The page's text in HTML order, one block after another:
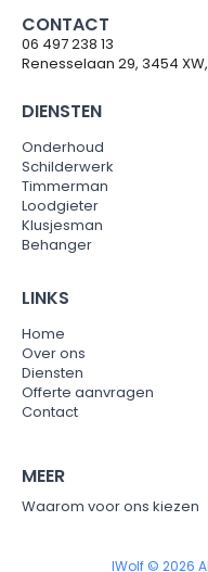
CONTACT
06 497 238 13
Renesselaan 29, 3454
DIENSTEN
Onderhoud
Schilderwerk
Timmerman
Loodgieter
Klusjesman
Behanger
LINKS
Home
Over ons
Diensten
Offerte aanvragen
Contact
MEER
Waarom voor ons kiezen
IWolf © 2026